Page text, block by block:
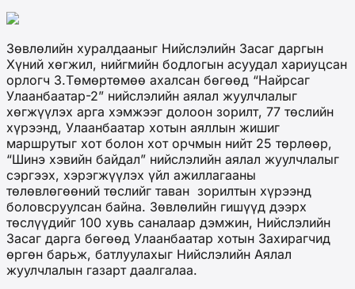
Зөвлөлийн хуралдааныг Нийслэлийн Засаг даргын
Хүний хөгжил, нийгмийн бодлогын асуудал хариуцсан
орлогч З.Төмөртөмөө ахалсан бөгөөд “Найрсаг
Улаанбаатар-2” нийслэлийн аялал жуулчлалыг
хөгжүүлэх арга хэмжээг долоон зорилт, 77 төслийн
хүрээнд, Улаанбаатар хотын аяллын жишиг
маршрутыг хот болон хот орчмын нийт 25 төрлөөр,
“Шинэ хэвийн байдал” нийслэлийн аялал жуулчлалыг
сэргээх, хэрэгжүүлэх үйл ажиллагааны
төлөвлөгөөний төслийг таван зорилтын хүрээнд
боловсруулсан байна. Зөвлөлийн гишүүд дээрх
төслүүдийг 100 хувь саналаар дэмжин, Нийслэлийн
Засаг дарга бөгөөд Улаанбаатар хотын Захирагчид
өргөн барьж, батлуулахыг Нийслэлийн Аялал
жуулчлалын газарт даалгалаа.